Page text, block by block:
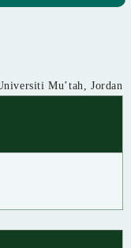
Mu’tah, Jordan